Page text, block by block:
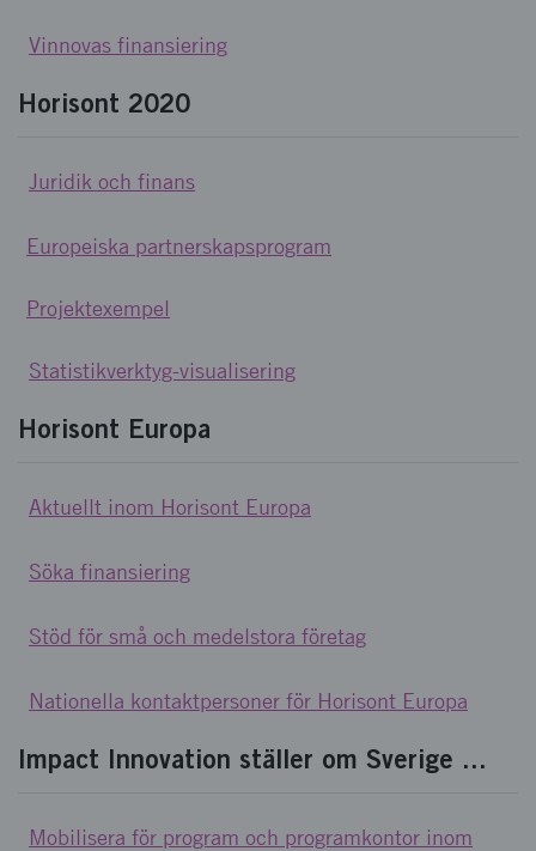
Vinnovas finansiering
Horisont 2020
Juridik och finans
Europeiska partnerskapsprogram
Projektexempel
Statistikverktyg-visualisering
Horisont Europa
Aktuellt inom Horisont Europa
Söka finansiering
Stöd för små och medelstora företag
Nationella kontaktpersoner för Horisont Europa
Impact Innovation ställer om Sverige ...
Mobilisera för program och programkontor inom